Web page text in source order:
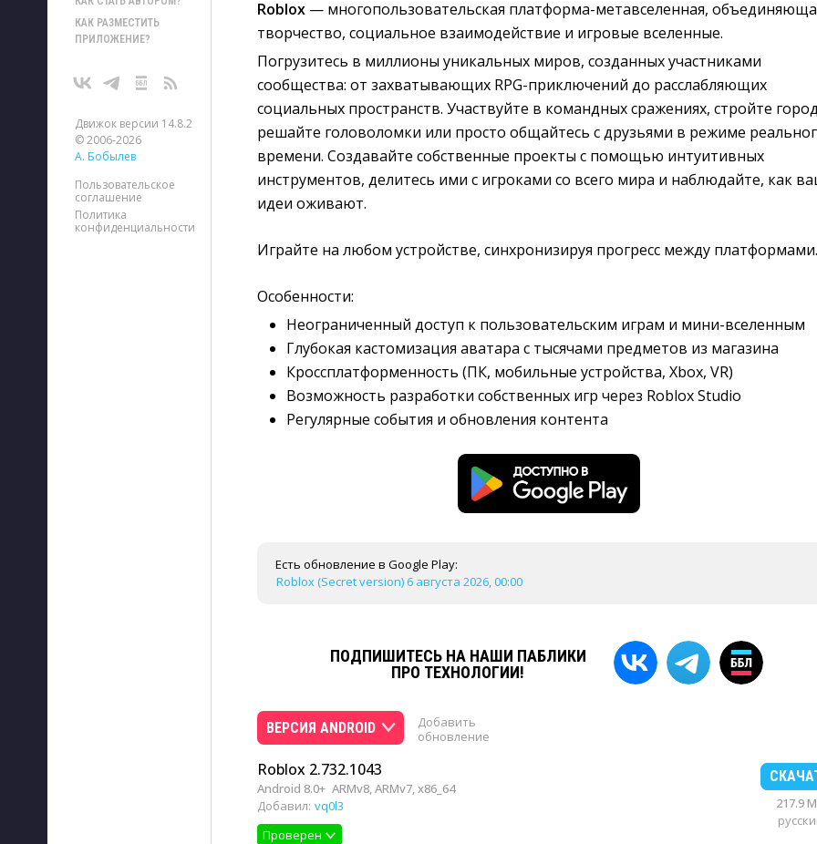
КАК РАЗМЕСТИТЬ
ПРИЛОЖЕНИЕ?
Движок версии 14.8.2
© 2006-2026
А. Бобылев
Пользовательское
соглашение
Политика
конфиденциальности
Roblox — многопользовательская платформа-метавселенная,
творчество, социальное взаимодействие и игровые вселенные.
Погрузитесь в миллионы уникальных миров, созданных участниками
сообщества: от захватывающих RPG-приключений до расслабляющих
социальных пространств. Участвуйте в командных сражениях, стройте
решайте головоломки или просто общайтесь с друзьями в режиме
времени. Создавайте собственные проекты с помощью интуитивных
инструментов, делитесь ими с игроками со всего мира и наблюдайте, как
идеи оживают.
Играйте на любом устройстве, синхронизируя прогресс между платформами.
Особенности:
Неограниченный доступ к пользовательским играм и мини-вселенным
Глубокая кастомизация аватара с тысячами предметов из магазина
Кроссплатформенность (ПК, мобильные устройства, Xbox, VR)
Возможность разработки собственных игр через Roblox Studio
Регулярные события и обновления контента
Есть обновление в Google Play:
Roblox (Secret version) 6 августа 2026, 00:00
ПОДПИШИТЕСЬ НА НАШИ ПАБЛИКИ
ПРО ТЕХНОЛОГИИ!
ВЕРСИЯ ANDROID
Добавить
обновление
Roblox 2.732.1043
Android 8.0+ ARMv8, ARMv7, x86_64
Добавил: vq0l3
Проверен
217.9